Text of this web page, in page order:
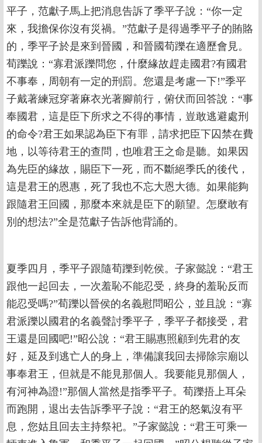
平子，范獻子馬上把消息告訴了季平子說：“你一定
來，我擔保你沒有災禍。”范獻子是得過季平子的賄賂
的，季平子於是來到晉國，和晉國荀躒在適歷會見。
荀躒說：“寡君派躒問您，什麼緣故趕走國君?有國君
不事奉，周朝有一定的刑罰。您還是考慮一下!”季平
子戴著練冠穿著麻衣光著腳前行，俯伏而回答說：“事
奉國君，這是臣下所求之不得的事情，豈敢逃避處刑
的命令?君王如果認為臣下有罪，請求把臣下囚禁在費
地，以等待君王的查問，也唯君王之命是聽。如果因
為先臣的緣故，賜臣下一死，而不斷絕季氏的後代，
這是君王的恩惠，死了我也不忘大恩大德。如果能夠
跟隨君王回國，那麼本來就是臣下的願望。怎麼敢有
別的想法?”全是范獻子告訴他背誦的。
夏季四月，季平子跟隨荀躒到乾侯。子家懿說：“君王
跟他一起回去，一次羞恥不能忍受，終身的羞恥反而
能忍受嗎?”荀躒以晉侯的名義慰問昭公，並且說：“寡
君派躒以國君的名義聲討季平子，季平子都接受，君
王還是回國吧!”昭公說：“君王賜惠照顧到先君的友
好，延及到逃亡人的身上，準備讓我回去掃除宗廟以
事奉君王，但就是不能見那個人。我要能見那個人，
有河神為證!”那個人當然是指季平子。荀躒捂上耳朵
而跑開，退出去告訴季平子說：“君王的怒氣沒有平
息，您姑且回去主持祭祀。”子家懿說：“君王可乘一